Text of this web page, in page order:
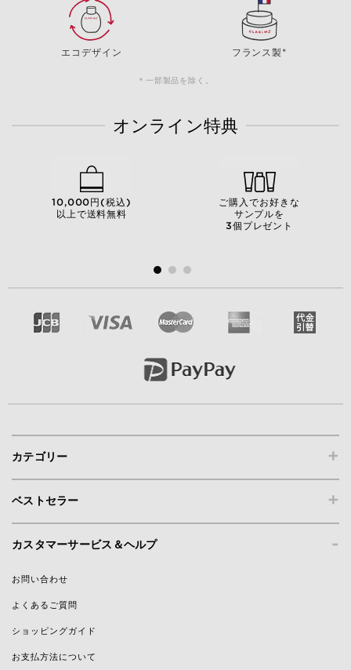
エコデザイン フランス製*
＊一部製品を除く。
オンライン特典
10,000円(税込)
以上で送料無料
ご購入でお好きな
サンプルを
3個プレゼント
+
カテゴリー
+
ベストセラー
-
カスタマーサービス＆ヘルプ
お問い合わせ
よくあるご質問
ショッピングガイド
お支払方法について